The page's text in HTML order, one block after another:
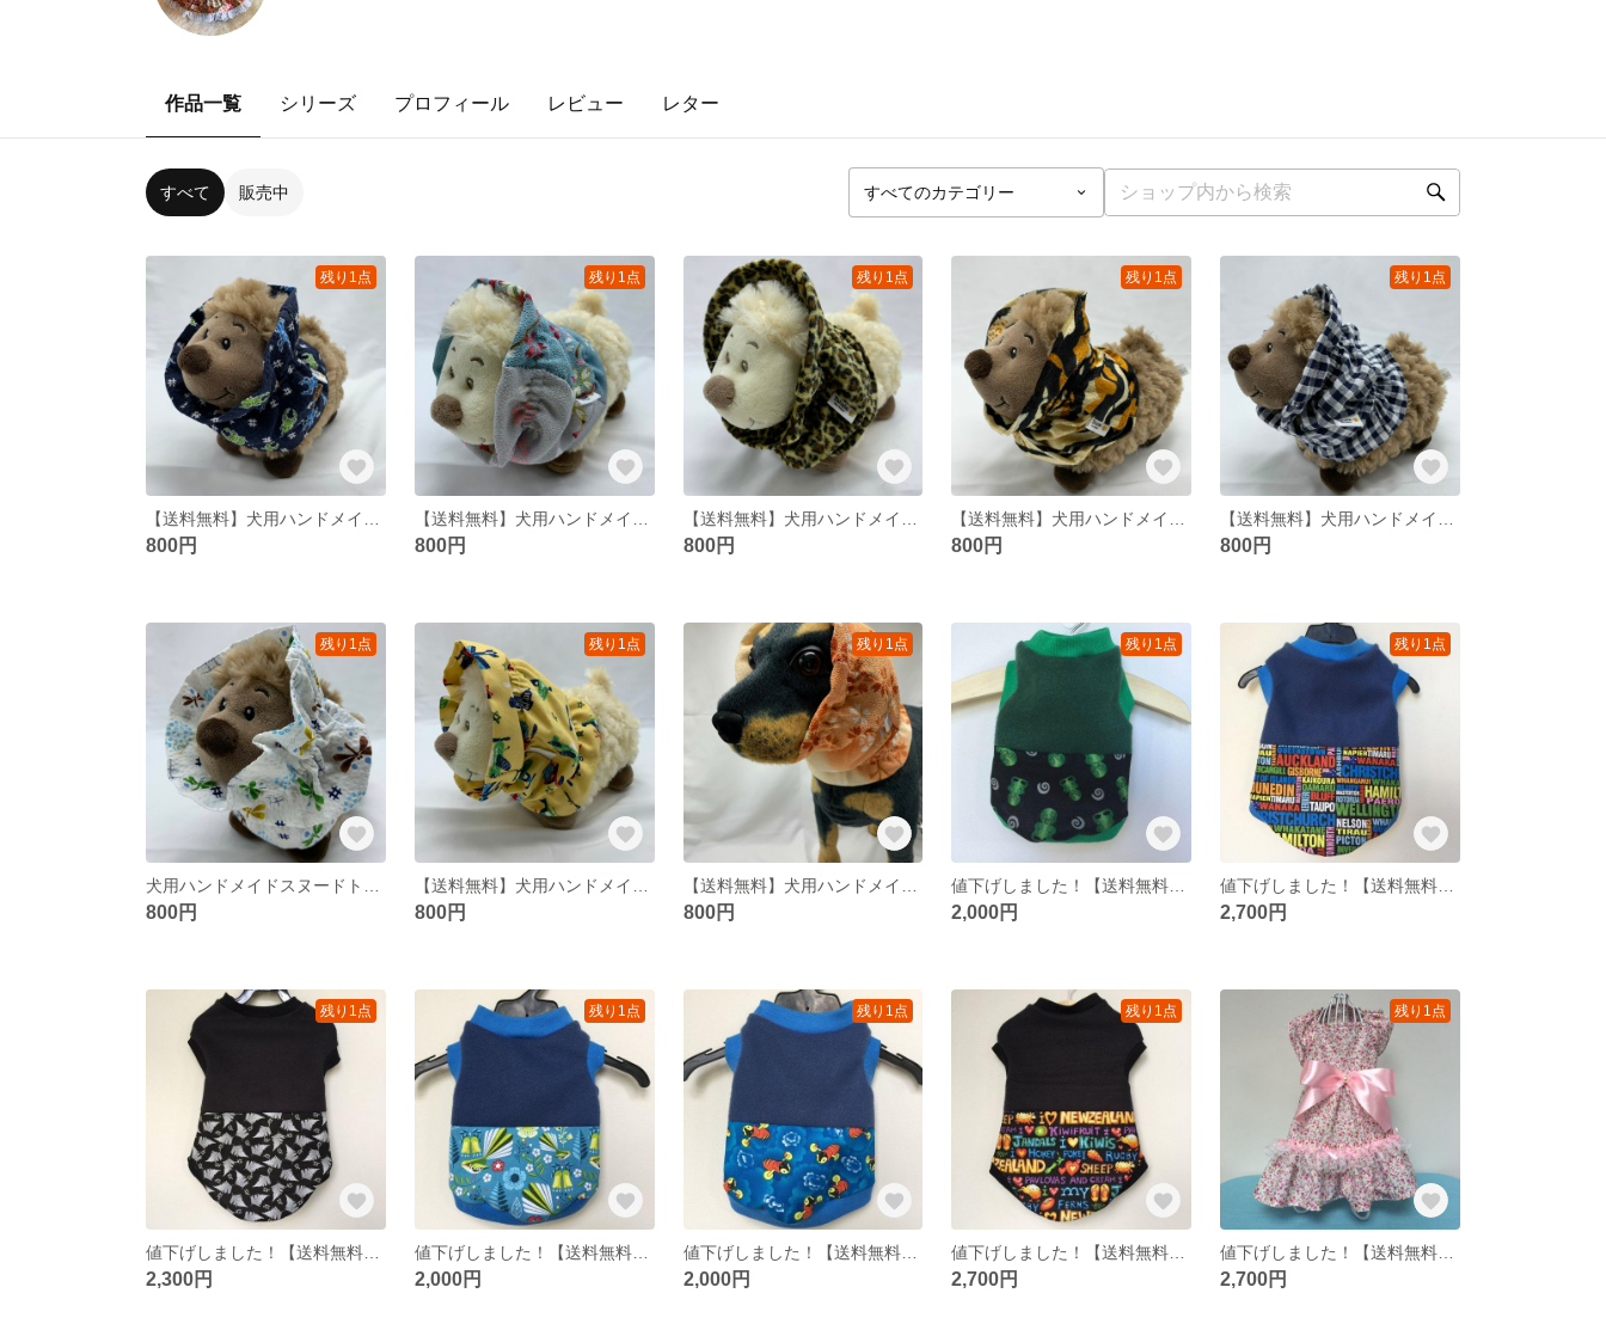
作品一覧 シリーズ プロフィール レビュー レター
すべて 販売中
残り1点
800円
残り1点
800円
残り1点
800円
残り1点
800円
残り1点
800円
残り1点
800円
残り1点
800円
残り1点
800円
残り1点
2,000円
残り1点
2,700円
残り1点
2,300円
残り1点
値下げしました！【送料無料】犬用ハンドメイドNZファンテール柄トップ S
2,000円
残り1点
値下げしました！【送料無料】犬用ハンドメイドBuzzy Beeトップ S
2,000円
残り1点
2,700円
残り1点
2,700円